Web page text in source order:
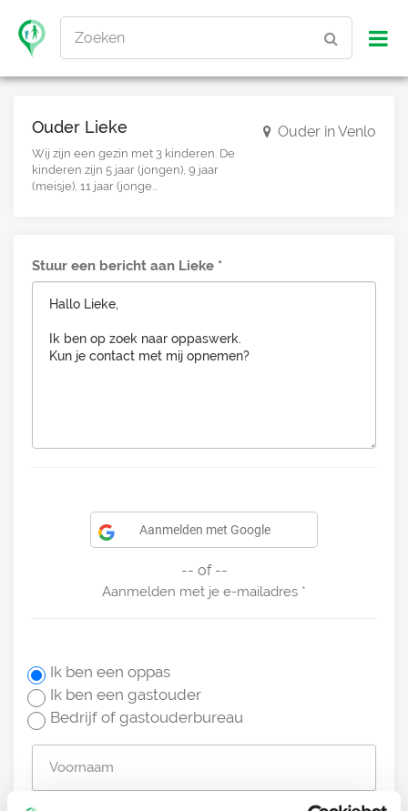
Zoeken
Ouder Lieke
Wij zijn een gezin met 3 kinderen. De
kinderen zijn 5 jaar (jongen), 9 jaar
(meisje), 11 jaar (jonge...
Ouder in Venlo
Stuur een bericht aan Lieke
Aanmelden met Google
-- of --
Aanmelden met je e-mailadres
Ik ben een oppas
Ik ben een gastouder
Bedrijf of gastouderbureau